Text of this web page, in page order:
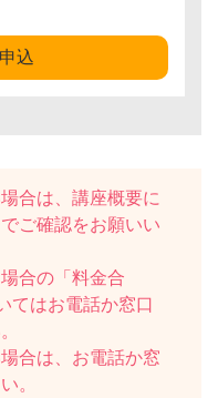
込
合は、講座概要に
ご確認をお願いい
合の「料金合
てはお電話か窓口
合は、お電話か窓
。